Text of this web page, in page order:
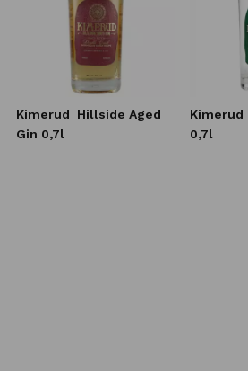
Kimerud
Hillside Aged
Gin 0,7l
Kimerud
0,7l